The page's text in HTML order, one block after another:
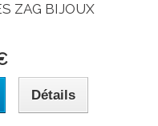
ZAG BIJOUX
Détails